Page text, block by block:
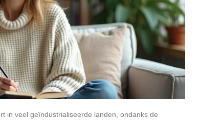
in veel geïndustrialiseerde landen, ondanks de